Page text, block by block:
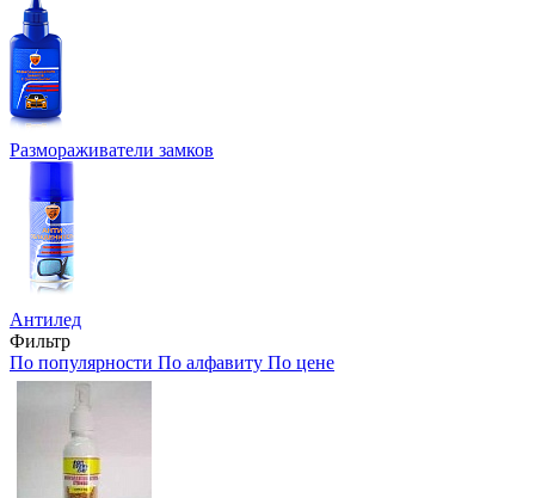
Размораживатели замков
Антилед
Фильтр
По популярности По алфавиту По цене